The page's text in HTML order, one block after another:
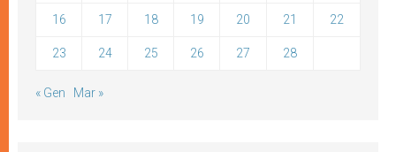
16 17 18 19 20 21 22
23 24 25 26 27 28
« Gen Mar »